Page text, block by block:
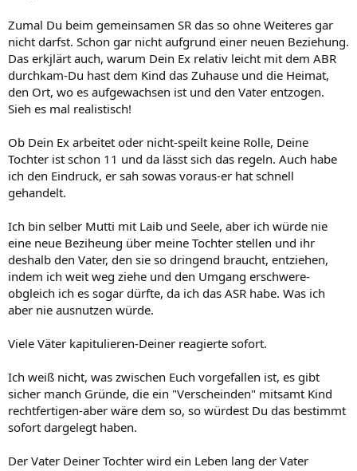
Zumal Du beim gemeinsamen SR das so ohne Weiteres gar
nicht darfst. Schon gar nicht aufgrund einer neuen Beziehung.
Das erkjlärt auch, warum Dein Ex relativ leicht mit dem ABR
durchkam-Du hast dem Kind das Zuhause und die Heimat,
den Ort, wo es aufgewachsen ist und den Vater entzogen.
Sieh es mal realistisch!
Ob Dein Ex arbeitet oder nicht-speilt keine Rolle, Deine
Tochter ist schon 11 und da lässt sich das regeln. Auch habe
ich den Eindruck, er sah sowas voraus-er hat schnell
gehandelt.
Ich bin selber Mutti mit Laib und Seele, aber ich würde nie
eine neue Beziheung über meine Tochter stellen und ihr
deshalb den Vater, den sie so dringend braucht, entziehen,
indem ich weit weg ziehe und den Umgang erschwere-
obgleich ich es sogar dürfte, da ich das ASR habe. Was ich
aber nie ausnutzen würde.
Viele Väter kapitulieren-Deiner reagierte sofort.
Ich weiß nicht, was zwischen Euch vorgefallen ist, es gibt
sicher manch Gründe, die ein "Verscheinden" mitsamt Kind
rechtfertigen-aber wäre dem so, so würdest Du das bestimmt
sofort dargelegt haben.
Der Vater Deiner Tochter wird ein Leben lang der Vater